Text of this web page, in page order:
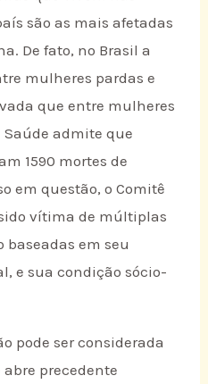
são as mais afetadas
De fato, no Brasil a
mulheres pardas e
que entre mulheres
admite que
1590 mortes de
em questão, o Comitê
vítima de múltiplas
em seu
e sua condição sócio-
pode ser considerada
precedente